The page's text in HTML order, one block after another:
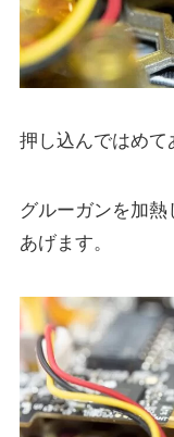
押し込んではめて
グルーガンを加
あげます。